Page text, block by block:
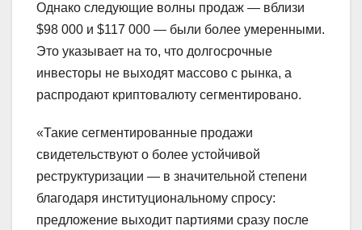
Однако следующие волны продаж — вблизи
$98 000 и $117 000 — были более умеренными.
Это указывает на то, что долгосрочные
инвесторы не выходят массово с рынка, а
распродают криптовалюту сегментировано.
«Такие сегментированные продажи
свидетельствуют о более устойчивой
реструктуризации — в значительной степени
благодаря институциональному спросу:
предложение выходит партиями сразу после